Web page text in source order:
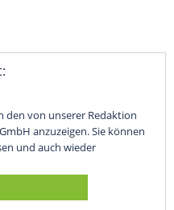
den von unserer Redaktion
anzuzeigen. Sie können
und auch wieder